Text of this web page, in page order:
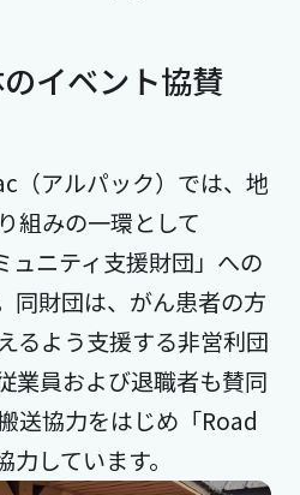
イベント協賛
（アルパック）では、地
組みの一環として
ュニティ支援財団」への
同財団は、がん患者の方
るよう支援する非営利団
業員および退職者も賛同
送協力をはじめ「Road
しています。